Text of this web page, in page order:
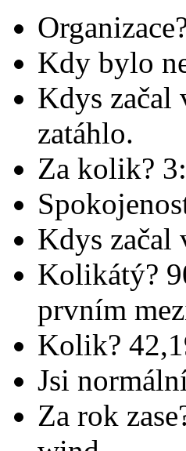
Kdy bylo
Kdys začal
zatáhlo.
Za kolik?
Kdys začal
Kolikátý?
prvním
Kolik?
Jsi
Za rok